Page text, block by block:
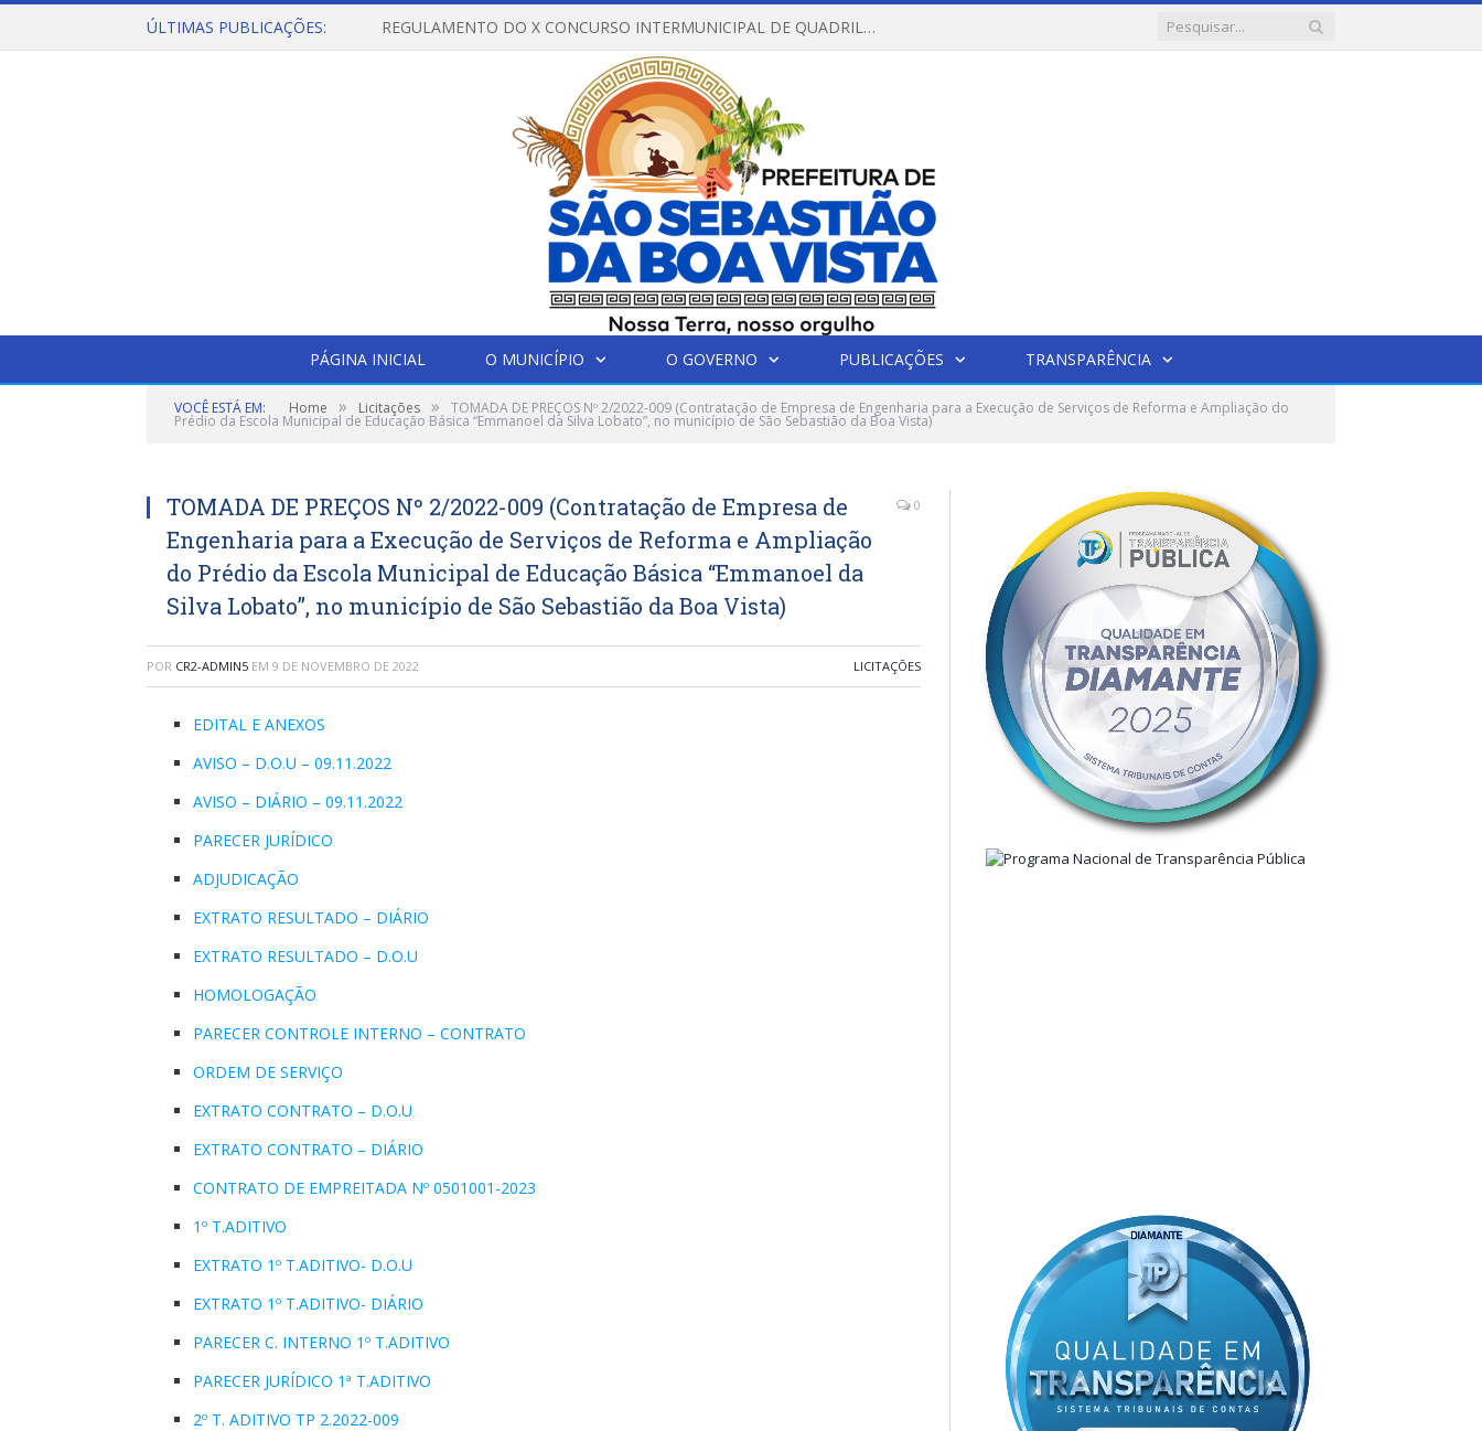
ÚLTIMAS PUBLICAÇÕES: REGULAMENTO DO X CONCURSO INTERMUNICIPAL DE QUADRILHAS JUNINAS – 2026 – ARRAIÁ DA VENEZA
PÁGINA INICIAL O MUNICÍPIO O GOVERNO PUBLICAÇÕES TRANSPARÊNCIA
VOCÊ ESTÁ EM: Home » Licitações » TOMADA DE PREÇOS Nº 2/2022-009 (Contratação de Empresa de Engenharia para a Execução de Serviços de Reforma e Ampliação do
Prédio da Escola Municipal de Educação Básica “Emmanoel da Silva Lobato”, no município de São Sebastião da Boa Vista)
TOMADA DE PREÇOS Nº 2/2022-009 (Contratação de Empresa de
Engenharia para a Execução de Serviços de Reforma e Ampliação
do Prédio da Escola Municipal de Educação Básica “Emmanoel da
Silva Lobato”, no município de São Sebastião da Boa Vista)
0
POR CR2-ADMIN5 EM 9 DE NOVEMBRO DE 2022 LICITAÇÕES
EDITAL E ANEXOS
AVISO – D.O.U – 09.11.2022
AVISO – DIÁRIO – 09.11.2022
PARECER JURÍDICO
ADJUDICAÇÃO
EXTRATO RESULTADO – DIÁRIO
EXTRATO RESULTADO – D.O.U
HOMOLOGAÇÃO
PARECER CONTROLE INTERNO – CONTRATO
ORDEM DE SERVIÇO
EXTRATO CONTRATO – D.O.U
EXTRATO CONTRATO – DIÁRIO
CONTRATO DE EMPREITADA Nº 0501001-2023
1º T.ADITIVO
EXTRATO 1º T.ADITIVO- D.O.U
EXTRATO 1º T.ADITIVO- DIÁRIO
PARECER C. INTERNO 1º T.ADITIVO
PARECER JURÍDICO 1ª T.ADITIVO
2º T. ADITIVO TP 2.2022-009